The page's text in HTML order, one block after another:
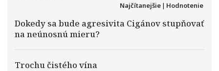
Najčítanejšie | Hodnotenie
Dokedy sa bude agresivita Cigánov stupňovať
na neúnosnú mieru?
Trochu čistého vína